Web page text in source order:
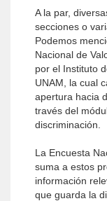
A la par,
secciones o
Podemos
Nacional de
por el Instituto
UNAM, la cual
apertura hacia
través del
discriminación.
La Encuesta
suma a estos
información
que guarda la